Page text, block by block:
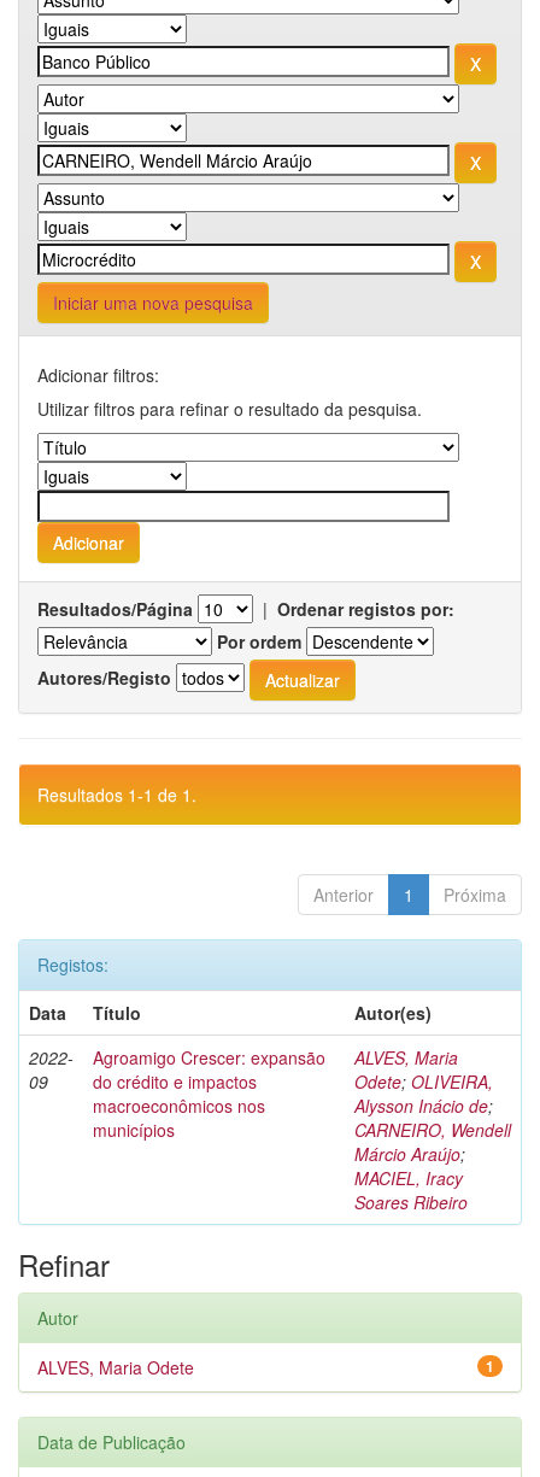
Iniciar uma nova pesquisa
Adicionar filtros:
Utilizar filtros para refinar o resultado da pesquisa.
Resultados/Página | Ordenar registos por:
Por ordem
Autores/Registo
Resultados 1-1 de 1.
Anterior 1 Próxima
Registos:
Data
Título
Autor(es)
2022-
09
Agroamigo Crescer: expansão
do crédito e impactos
macroeconômicos nos
municípios
ALVES, Maria
Odete; OLIVEIRA,
Alysson Inácio de;
CARNEIRO, Wendell
Márcio Araújo;
MACIEL, Iracy
Soares Ribeiro
Refinar
Autor
1
ALVES, Maria Odete
Data de Publicação